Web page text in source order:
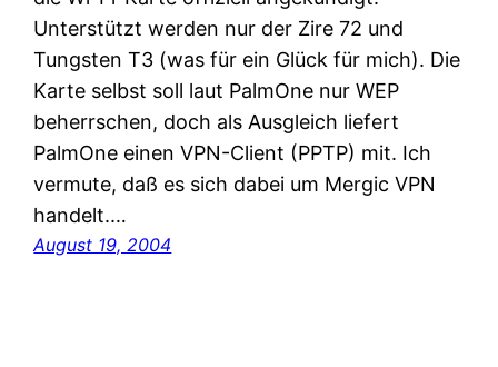
Unterstützt werden nur der Zire 72 und
Tungsten T3 (was für ein Glück für mich). Die
Karte selbst soll laut PalmOne nur WEP
beherrschen, doch als Ausgleich liefert
PalmOne einen VPN-Client (PPTP) mit. Ich
vermute, daß es sich dabei um Mergic VPN
handelt.…
August 19, 2004